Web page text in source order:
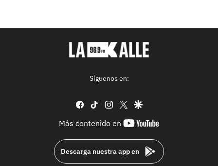
Síguenos en:
facebook
tiktok instagram
twittergoogle
Más contenido en
youtube-
Descarga nuestra app en